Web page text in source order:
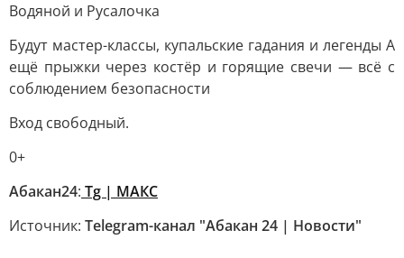
Водяной и Русалочка
Будут мастер-классы, купальские гадания и легенды А
ещё прыжки через костёр и горящие свечи — всё с
соблюдением безопасности
Вход свободный.
0+
Абакан24: Tg | MAКС
Источник: Telegram-канал "Абакан 24 | Новости"